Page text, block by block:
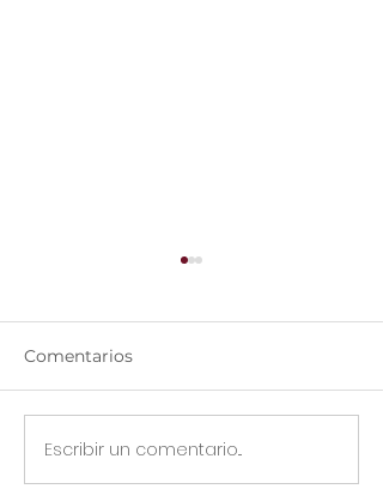
Diplomado de
Fotografía
Comentarios
Escribir un comentario...